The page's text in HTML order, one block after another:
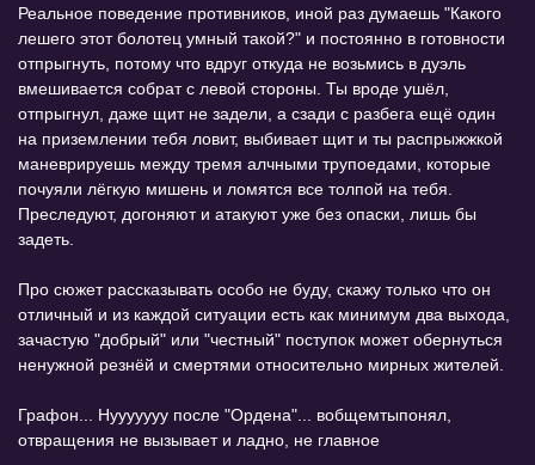
Реальное поведение противников, иной раз думаешь "Какого
лешего этот болотец умный такой?" и постоянно в готовности
отпрыгнуть, потому что вдруг откуда не возьмись в дуэль
вмешивается собрат с левой стороны. Ты вроде ушёл,
отпрыгнул, даже щит не задели, а сзади с разбега ещё один
на приземлении тебя ловит, выбивает щит и ты распрыжжкой
маневрируешь между тремя алчными трупоедами, которые
почуяли лёгкую мишень и ломятся все толпой на тебя.
Преследуют, догоняют и атакуют уже без опаски, лишь бы
задеть.
Про сюжет рассказывать особо не буду, скажу только что он
отличный и из каждой ситуации есть как минимум два выхода,
зачастую "добрый" или "честный" поступок может обернуться
ненужной резнёй и смертями относительно мирных жителей.
Графон... Нууууууу после "Ордена"... вобщемтыпонял,
отвращения не вызывает и ладно, не главное